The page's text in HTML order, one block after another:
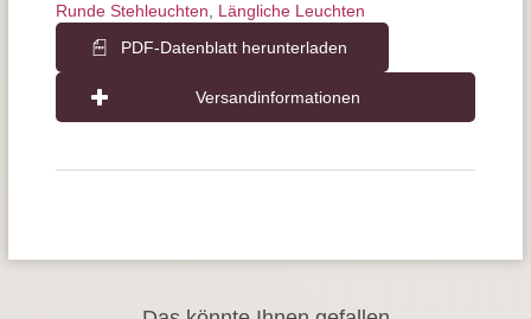
Runde Stehleuchten
Längliche Leuchten
PDF-Datenblatt herunterladen
Versandinformationen